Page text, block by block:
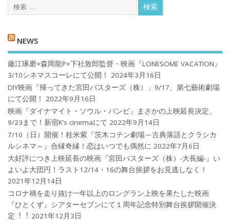
NEWS
藤江琢磨×森岡龍P×下社敦郎監督・映画『LONESOME VACATION』
3/10シネマスコーレにて公開！
2024年3月16日
DIY映画『帰ってきた宮田バスターズ（株）」9/17、第七藝術劇場
にて公開！
2022年9月16日
映画『ダイナマイト・ソウル・バンビ』まさかの上映延長決定、
9/23まで！新宿K’s cinemaにて 2022年9月14日
7/10（日）開催！桂米紫『茨木コテン劇場～古典落語とクラシカ
ルシネマ～』合縁奇縁！恋はいつでも偶然に 2022年7月6日
大好評につき上映延長の映画『宮田バスターズ（株）-大長編-』い
よいよ大団円！ラスト12/14・16の舞台挨拶をお見逃しなく！
2021年12月14日
コロナ禍を⾛り抜け⼀年以上のロングラン上映を果たした映画
『ひとくず』シアターセブンにて１周年記念特別舞台挨拶開催決
定︕︕ 2021年12月3日